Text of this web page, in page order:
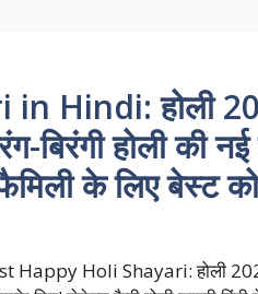
Hindi: होली
बिरंगी होली की नई
फैमिली के लिए बेस्ट
Happy Holi Shayari: होली